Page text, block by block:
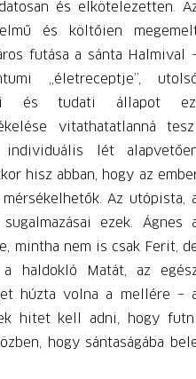
és elkötelezetten.
és költőien
futása a sánta Halmival
„életreceptje”,
és tudati állapot
vitathatatlanná
lét
hisz abban, hogy az
Az utópista,
ezek. Ágnes
mintha nem is csak Ferit,
a haldokló Matát, az
húzta volna a mellére –
hitet kell adni, hogy
hogy sántaságába